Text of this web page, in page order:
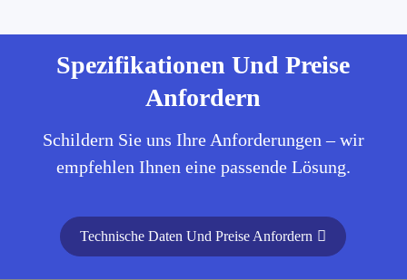
Spezifikationen Und Preise
Anfordern
Schildern Sie uns Ihre Anforderungen – wir
empfehlen Ihnen eine passende Lösung.
Technische Daten Und Preise Anfordern